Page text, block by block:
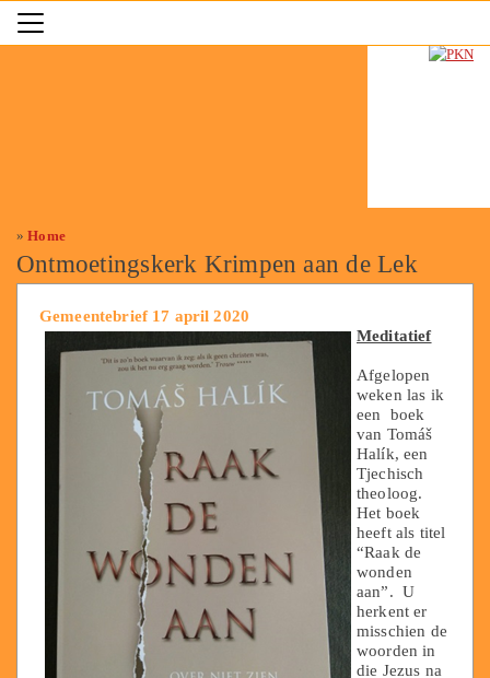
»Home
Ontmoetingskerk Krimpen aan de Lek
Gemeentebrief 17 april 2020
Meditatief
Afgelopen
weken las ik
een boek
van Tomáš
Halík, een
Tjechisch
theoloog.
Het boek
heeft als titel
“Raak de
wonden
aan”. U
herkent er
misschien de
woorden in
die Jezus na